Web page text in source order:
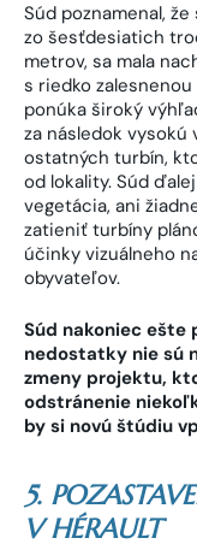
Súd poznamenal,
zo šesťdesiatich
metrov, sa mala
s riedko
ponúka široký
za následok
ostatných turbín,
od lokality. Súd
vegetácia, ani
zatieniť turbíny
účinky vizuálneho
obyvateľov.
Súd nakoniec ešte
nedostatky nie sú
zmeny projektu,
odstránenie
by si novú štúdiu
5.
V HÉRAULT